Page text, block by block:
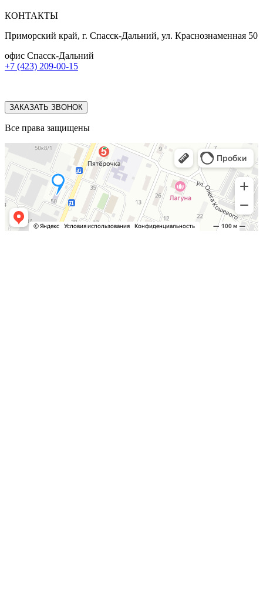
КОНТАКТЫ
Приморский край, г. Спасск-Дальний, ул. Краснознаменная 50
офис Спасск-Дальний
+7 (423) 209-00-15
ЗАКАЗАТЬ ЗВОНОК
Все права защищены